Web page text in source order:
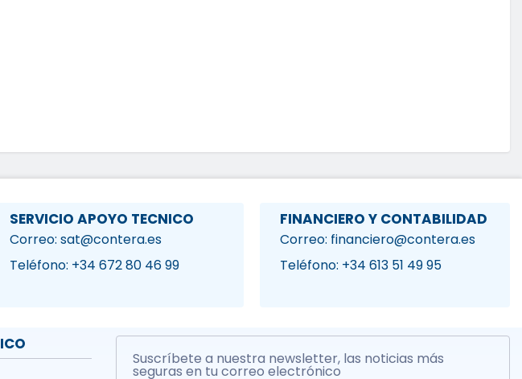
SERVICIO APOYO TECNICO
Correo: sat@contera.es
Teléfono: +34 672 80 46 99
FINANCIERO Y CONTABILIDAD
Correo: financiero@contera.es
Teléfono: +34 613 51 49 95
Suscríbete a nuestra newsletter, las noticias más
seguras en tu correo electrónico